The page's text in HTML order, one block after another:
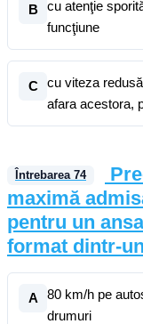
B
cu atenţie
funcţiune
C
cu viteza
afara acestora,
Întrebarea 74
maximă
pentru un
format dintr-
A
80 km/h pe
drumuri